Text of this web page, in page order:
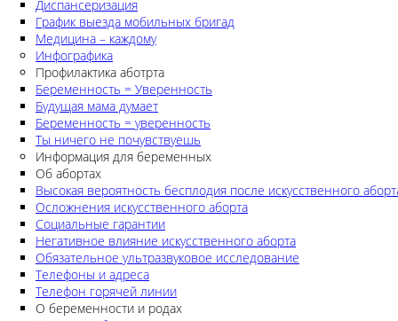
Диспансеризация
График выезда мобильных бригад
Медицина – каждому
Инфографика
Профилактика аботрта
Беременность = Уверенность
Будущая мама думает
Беременность = уверенность
Ты ничего не почувствуешь
Информация для беременных
Об абортах
Высокая вероятность бесплодия после искусственного
Осложнения искусственного аборта
Социальные гарантии
Негативное влияние искусственного аборта
Обязательное ультразвуковое исследование
Телефоны и адреса
Телефон горячей линии
О беременности и родах